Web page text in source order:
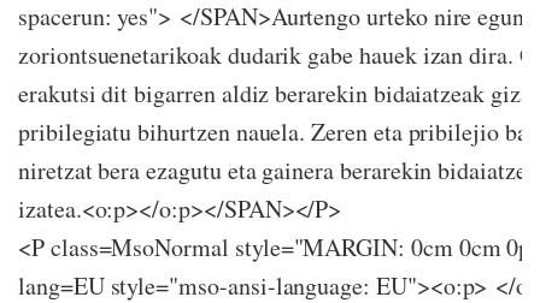
spacerun: yes"> </SPAN>Aurtengo urteko nire
zoriontsuenetarikoak dudarik gabe hauek izan dira.
erakutsi dit bigarren aldiz berarekin bidaiatzeak
pribilegiatu bihurtzen nauela. Zeren eta pribilejio
niretzat bera ezagutu eta gainera berarekin
izatea.<o:p></o:p></SPAN></P>
<P class=MsoNormal style="MARGIN: 0cm 0cm
lang=EU style="mso-ansi-language: EU"><o:p> </